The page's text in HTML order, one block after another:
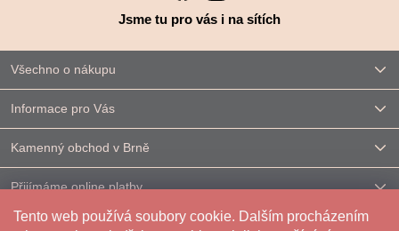
Tento web používá soubory cookie. Dalším procházením
Jsme tu pro vás i na sítích
Všechno o nákupu
Informace pro Vás
Kamenný obchod v Brně
Přijímáme online platby
Kontakt